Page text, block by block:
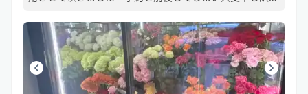
す。今度は時間に余裕を持って予約します。ありがとうご
ざいました。